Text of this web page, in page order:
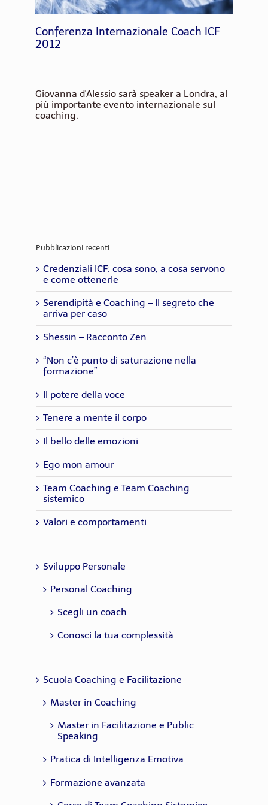
Conferenza Internazionale Coach ICF
2012
Giovanna d'Alessio sarà speaker a Londra, al
più importante evento internazionale sul
coaching.
Pubblicazioni recenti
Credenziali ICF: cosa sono, a cosa servono
e come ottenerle
Serendipità e Coaching – Il segreto che
arriva per caso
Shessin – Racconto Zen
“Non c’è punto di saturazione nella
formazione”
Il potere della voce
Tenere a mente il corpo
Il bello delle emozioni
Ego mon amour
Team Coaching e Team Coaching
sistemico
Valori e comportamenti
Sviluppo Personale
Personal Coaching
Scegli un coach
Conosci la tua complessità
Scuola Coaching e Facilitazione
Master in Coaching
Master in Facilitazione e Public
Speaking
Pratica di Intelligenza Emotiva
Formazione avanzata